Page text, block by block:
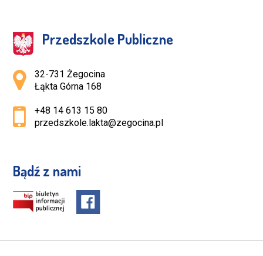
Przedszkole Publiczne
Adres pocztowy:
32-731 Żegocina
Łąkta Górna 168
+48 14 613 15 80
przedszkole.lakta@zegocina.pl
Bądź z nami